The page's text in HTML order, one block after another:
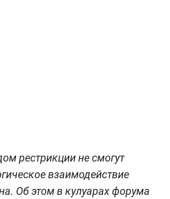
рестрикции не смогут
взаимодействие
Об этом в кулуарах форума